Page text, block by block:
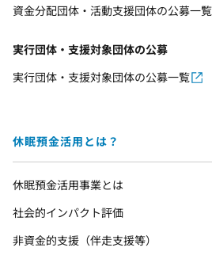
資金分配団体・活動支援団体の公募一覧
実行団体・支援対象団体の公募
実行団体・支援対象団体の公募一覧
休眠預金活用とは？
休眠預金活用事業とは
社会的インパクト評価
非資金的支援（伴走支援等）